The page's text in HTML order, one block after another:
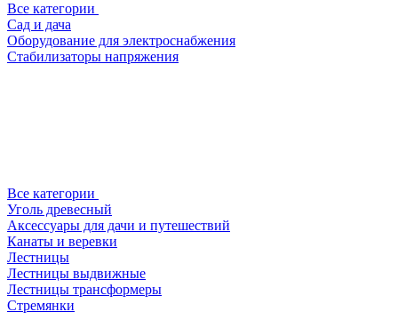
Все категории
Сад и дача
Оборудование для электроснабжения
Стабилизаторы напряжения
Все категории
Уголь древесный
Аксессуары для дачи и путешествий
Канаты и веревки
Лестницы
Лестницы выдвижные
Лестницы трансформеры
Стремянки